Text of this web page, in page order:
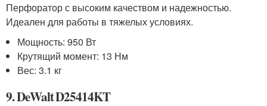
Перфоратор с высоким качеством и надежностью.
Идеален для работы в тяжелых условиях.
Мощность: 950 Вт
Крутящий момент: 13 Нм
Вес: 3.1 кг
9. DeWalt D25414KT